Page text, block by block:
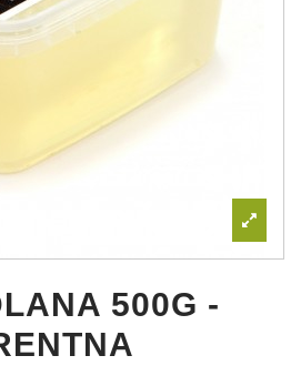
500G -